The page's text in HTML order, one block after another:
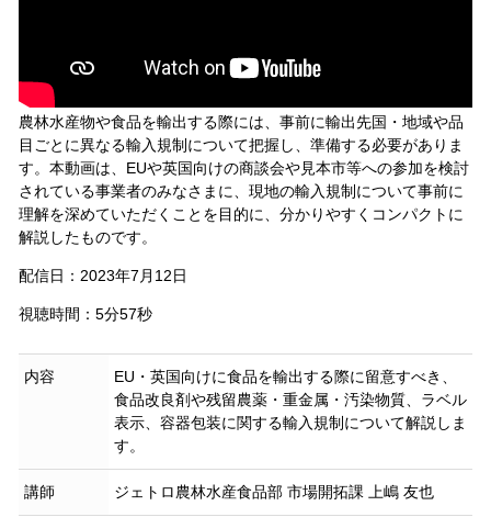
農林水産物や食品を輸出する際には、事前に輸出先国・地域や品
目ごとに異なる輸入規制について把握し、準備する必要がありま
す。本動画は、EUや英国向けの商談会や見本市等への参加を検討
されている事業者のみなさまに、現地の輸入規制について事前に
理解を深めていただくことを目的に、分かりやすくコンパクトに
解説したものです。
配信日：2023年7月12日
視聴時間：5分57秒
内容
EU・英国向けに食品を輸出する際に留意すべき、
食品改良剤や残留農薬・重金属・汚染物質、ラベル
表示、容器包装に関する輸入規制について解説しま
す。
講師 ジェトロ農林水産食品部 市場開拓課 上嶋 友也